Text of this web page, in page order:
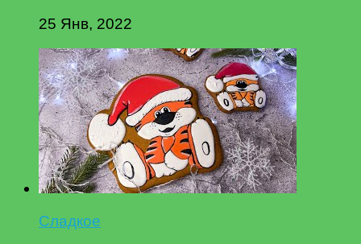
25 Янв, 2022
Сладкое